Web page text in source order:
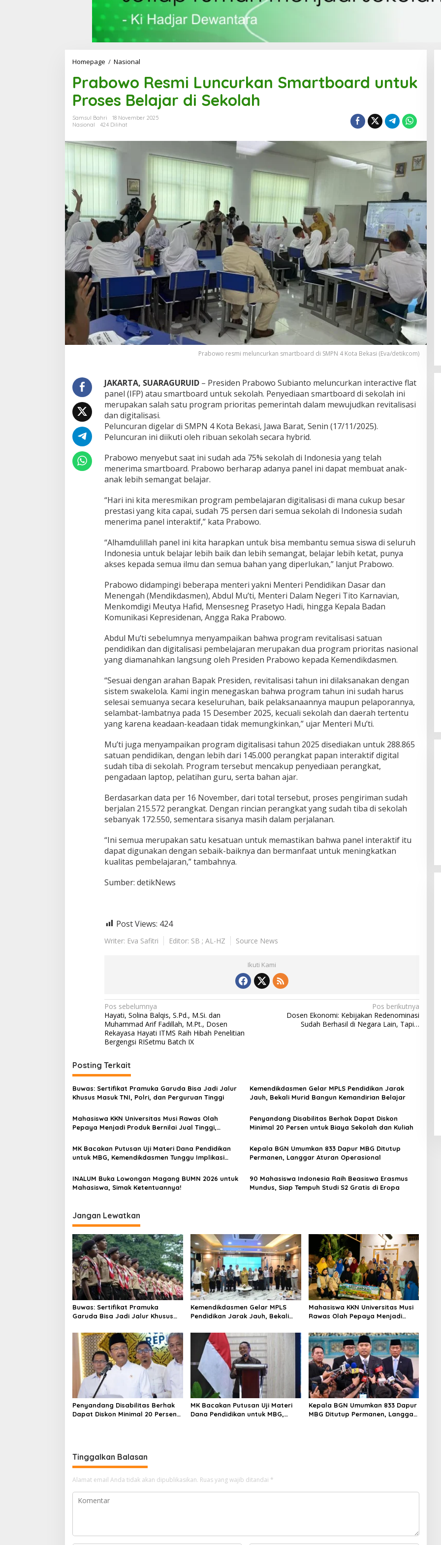
Homepage / Nasional
o
w
o
s
u
r
k
a
n
S
m
a
r
b
o
a
d
u
n
P
r
o
s
e
s
B
e
a
j
a
d
i
S
e
o
a
h
Prabowo Resmi Luncurkan Smartboard untuk
Proses Belajar di Sekolah
Samsul Bahri
18 November 2025
Nasional
424 Dilihat
Prabowo resmi meluncurkan smartboard di SMPN 4 Kota Bekasi (Eva/detikcom)
JAKARTA, SUARAGURUID– Presiden Prabowo Subianto meluncurkan interactive flat
panel (IFP) atau smartboard untuk sekolah. Penyediaan smartboard di sekolah ini
merupakan salah satu program prioritas pemerintah dalam mewujudkan revitalisasi
dan digitalisasi.
Peluncuran digelar di SMPN 4 Kota Bekasi, Jawa Barat, Senin (17/11/2025).
Peluncuran ini diikuti oleh ribuan sekolah secara hybrid.
Prabowo menyebut saat ini sudah ada 75% sekolah di Indonesia yang telah
menerima smartboard. Prabowo berharap adanya panel ini dapat membuat anak-
anak lebih semangat belajar.
“Hari ini kita meresmikan program pembelajaran digitalisasi di mana cukup besar
prestasi yang kita capai, sudah 75 persen dari semua sekolah di Indonesia sudah
menerima panel interaktif,” kata Prabowo.
“Alhamdulillah panel ini kita harapkan untuk bisa membantu semua siswa di seluruh
Indonesia untuk belajar lebih baik dan lebih semangat, belajar lebih ketat, punya
akses kepada semua ilmu dan semua bahan yang diperlukan,” lanjut Prabowo.
Prabowo didampingi beberapa menteri yakni Menteri Pendidikan Dasar dan
Menengah (Mendikdasmen), Abdul Mu’ti, Menteri Dalam Negeri Tito Karnavian,
Menkomdigi Meutya Hafid, Mensesneg Prasetyo Hadi, hingga Kepala Badan
Komunikasi Kepresidenan, Angga Raka Prabowo.
Abdul Mu’ti sebelumnya menyampaikan bahwa program revitalisasi satuan
pendidikan dan digitalisasi pembelajaran merupakan dua program prioritas nasional
yang diamanahkan langsung oleh Presiden Prabowo kepada Kemendikdasmen.
“Sesuai dengan arahan Bapak Presiden, revitalisasi tahun ini dilaksanakan dengan
sistem swakelola. Kami ingin menegaskan bahwa program tahun ini sudah harus
selesai semuanya secara keseluruhan, baik pelaksanaannya maupun pelaporannya,
selambat-lambatnya pada 15 Desember 2025, kecuali sekolah dan daerah tertentu
yang karena keadaan-keadaan tidak memungkinkan,” ujar Menteri Mu’ti.
Mu’ti juga menyampaikan program digitalisasi tahun 2025 disediakan untuk 288.865
satuan pendidikan, dengan lebih dari 145.000 perangkat papan interaktif digital
sudah tiba di sekolah. Program tersebut mencakup penyediaan perangkat,
pengadaan laptop, pelatihan guru, serta bahan ajar.
Berdasarkan data per 16 November, dari total tersebut, proses pengiriman sudah
berjalan 215.572 perangkat. Dengan rincian perangkat yang sudah tiba di sekolah
sebanyak 172.550, sementara sisanya masih dalam perjalanan.
“Ini semua merupakan satu kesatuan untuk memastikan bahwa panel interaktif itu
dapat digunakan dengan sebaik-baiknya dan bermanfaat untuk meningkatkan
kualitas pembelajaran,” tambahnya.
Sumber: detikNews
Post Views: 424
Writer: Eva Safitri Editor: SB ; AL-HZ Source News
Ikuti Kami
N
a
v
g
a
s
p
o
s
Pos sebelumnya
Hayati, Solina Balqis, S.Pd., M.Si. dan
Muhammad Arif Fadillah, M.Pt., Dosen
Rekayasa Hayati ITMS Raih Hibah Penelitian
Bergengsi RISetmu Batch IX
Pos berikutnya
Dosen Ekonomi: Kebijakan Redenominasi
Sudah Berhasil di Negara Lain, Tapi…
Posting Terkait
Buwas: Sertifikat Pramuka Garuda Bisa Jadi Jalur
Khusus Masuk TNI, Polri, dan Perguruan Tinggi
Kemendikdasmen Gelar MPLS Pendidikan Jarak
Jauh, Bekali Murid Bangun Kemandirian Belajar
Mahasiswa KKN Universitas Musi Rawas Olah
Pepaya Menjadi Produk Bernilai Jual Tinggi,
Penyandang Disabilitas Berhak Dapat Diskon
Minimal 20 Persen untuk Biaya Sekolah dan Kuliah
MK Bacakan Putusan Uji Materi Dana Pendidikan
untuk MBG, Kemendikdasmen Tunggu Implikasi
Kepala BGN Umumkan 833 Dapur MBG Ditutup
Permanen, Langgar Aturan Operasional
INALUM Buka Lowongan Magang BUMN 2026 untuk
Mahasiswa, Simak Ketentuannya!
90 Mahasiswa Indonesia Raih Beasiswa Erasmus
Mundus, Siap Tempuh Studi S2 Gratis di Eropa
Jangan Lewatkan
Buwas: Sertifikat Pramuka
Garuda Bisa Jadi Jalur Khusus
Tinggi
Kemendikdasmen Gelar MPLS
Pendidikan Jarak Jauh, Bekali
Belajar
Mahasiswa KKN Universitas Musi
Rawas Olah Pepaya Menjadi
Dorong UMKM Desa Air Satan
Penyandang Disabilitas Berhak
Dapat Diskon Minimal 20 Persen
MK Bacakan Putusan Uji Materi
Dana Pendidikan untuk MBG,
Kepala BGN Umumkan 833 Dapur
MBG Ditutup Permanen, Langgar
Tinggalkan Balasan
Alamat email Anda tidak akan dipublikasikan. Ruas yang wajib ditandai *
Himpunan Wanita UNPARI Salurkan
Bantuan bagi Korban Kebakaran
di Jawa Kanan SS
Di PGRI |